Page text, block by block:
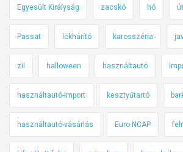
Egyesült Királyság zacskó hó
Passat lökhárító karosszéria
zil halloween használtautó
használtautó-import kesztyűtartó
használtautó-vásárlás Euro NCAP